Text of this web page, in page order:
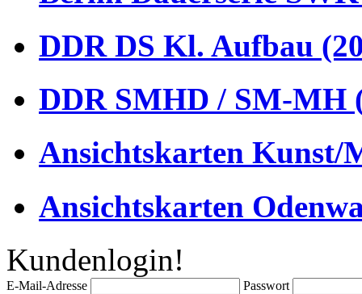
DDR DS Kl. Aufbau
DDR SMHD / SM-MH
Ansichtskarten Kunst/
Ansichtskarten
Kundenlogin!
E-Mail-Adresse Passwort